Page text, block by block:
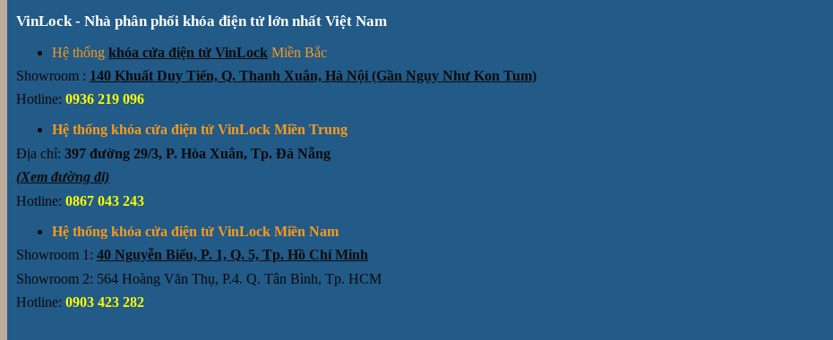
VinLock - Nhà phân phối khóa điện tử lớn nhất Việt Nam
Hệ thống khóa cửa điện tử VinLock Miền Bắc
Showroom : 140 Khuất Duy Tiến, Q. Thanh Xuân, Hà Nội (Gần Ngụy Như Kon Tum)
Hotline: 0936 219 096
Hệ thống khóa cửa điện tử VinLock Miền Trung
Địa chỉ: 397 đường 29/3, P. Hòa Xuân, Tp. Đà Nẵng
(Xem đường đi)
Hotline: 0867 043 243
Hệ thống khóa cửa điện tử VinLock Miền Nam
Showroom 1: 40 Nguyễn Biểu, P. 1, Q. 5, Tp. Hồ Chí Minh
Showroom 2: 564 Hoàng Văn Thụ, P.4. Q. Tân Bình, Tp. HCM
Hotline: 0903 423 282